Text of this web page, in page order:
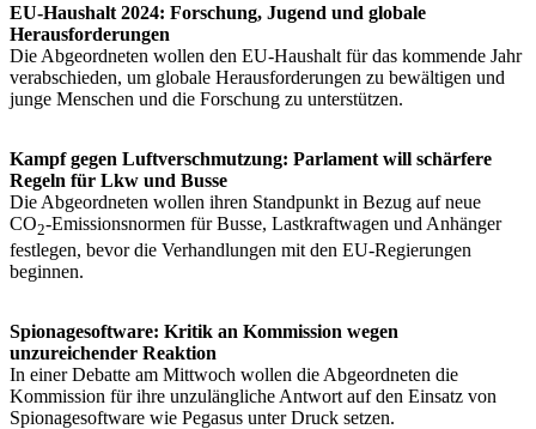
EU-Haushalt 2024: Forschung, Jugend und globale
Herausforderungen
Die Abgeordneten wollen den EU-Haushalt für das kommende Jahr
verabschieden, um globale Herausforderungen zu bewältigen und
junge Menschen und die Forschung zu unterstützen.
Kampf gegen Luftverschmutzung: Parlament will schärfere
Regeln für Lkw und Busse
Die Abgeordneten wollen ihren Standpunkt in Bezug auf neue
CO2-Emissionsnormen für Busse, Lastkraftwagen und Anhänger
festlegen, bevor die Verhandlungen mit den EU-Regierungen
beginnen.
Spionagesoftware: Kritik an Kommission wegen
unzureichender Reaktion
In einer Debatte am Mittwoch wollen die Abgeordneten die
Kommission für ihre unzulängliche Antwort auf den Einsatz von
Spionagesoftware wie Pegasus unter Druck setzen.